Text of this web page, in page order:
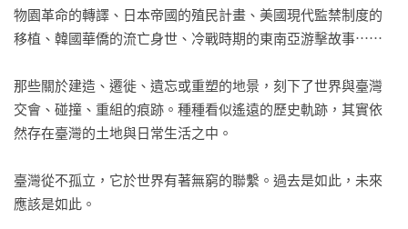
物園革命的轉譯、日本帝國的殖民計畫、美國現代監禁制度的
移植、韓國華僑的流亡身世、冷戰時期的東南亞游擊故事⋯⋯
那些關於建造、遷徙、遺忘或重塑的地景，刻下了世界與臺灣
交會、碰撞、重組的痕跡。種種看似遙遠的歷史軌跡，其實依
然存在臺灣的土地與日常生活之中。
臺灣從不孤立，它於世界有著無窮的聯繫。過去是如此，未來
應該是如此。